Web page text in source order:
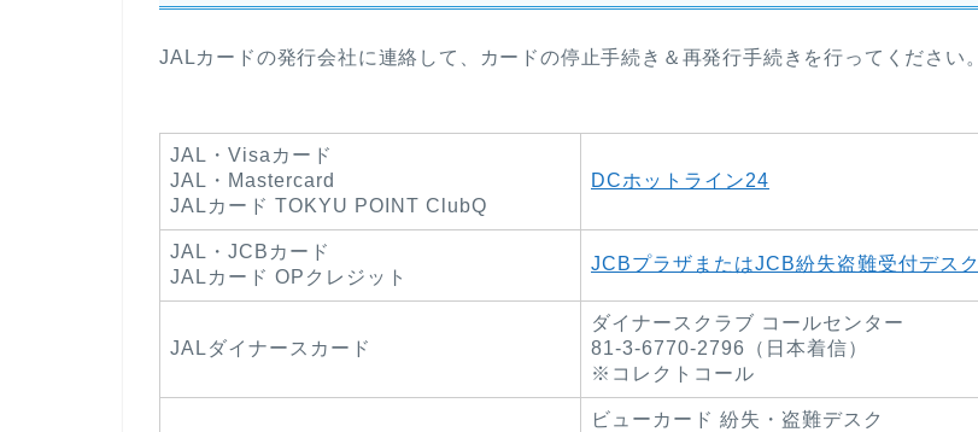
JALカードの発行会社に連絡して、カードの停止手続き＆再発行手続きを行ってください。
JAL・Visaカード
JAL・Mastercard
JALカード TOKYU POINT ClubQ
DCホットライン24
JAL・JCBカード
JALカード OPクレジット
JCBプラザまたはJCB紛失盗難受付デスク
JALダイナースカード
ダイナースクラブ コールセンター
81-3-6770-2796（日本着信）
※コレクトコール
ビューカード 紛失・盗難デスク